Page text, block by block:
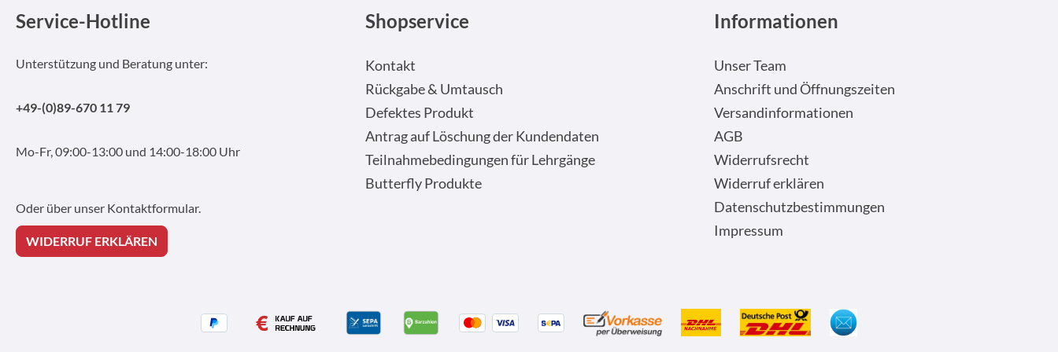
Service-Hotline
Unterstützung und Beratung unter:
+49-(0)89-670 11 79
Mo-Fr, 09:00-13:00 und 14:00-18:00 Uhr
Oder über unser Kontaktformular.
WIDERRUF ERKLÄREN
Shopservice
Kontakt
Rückgabe & Umtausch
Defektes Produkt
Antrag auf Löschung der Kundendaten
Teilnahmebedingungen für Lehrgänge
Butterfly Produkte
Informationen
Unser Team
Anschrift und Öffnungszeiten
Versandinformationen
AGB
Widerrufsrecht
Widerruf erklären
Datenschutzbestimmungen
Impressum